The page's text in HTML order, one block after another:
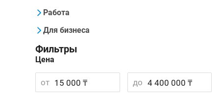
Работа
Для бизнеса
Фильтры
Цена
от до